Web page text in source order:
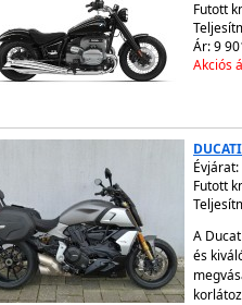
Futott
Ár: 9
Akciós
Évjárat:
Futott
A
és